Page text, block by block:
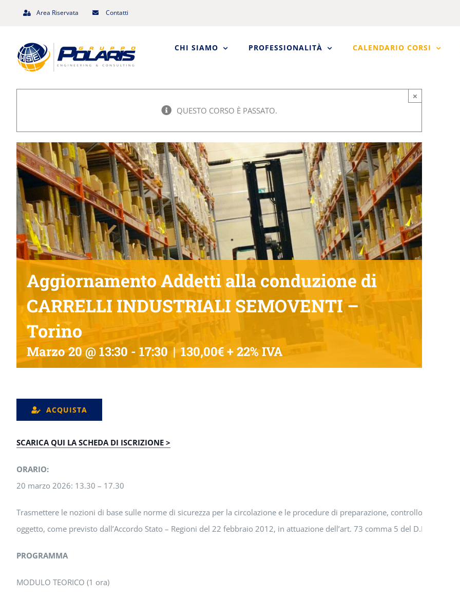
contenuto
Area Riservata Contatti
CHI SIAMO PROFESSIONALITÀ CALENDARIO CORSI
QUESTO CORSO È PASSATO.
×
Aggiornamento Addetti alla conduzione di
CARRELLI INDUSTRIALI SEMOVENTI –
Torino
Marzo 20 @ 13:30 - 17:30 | 130,00€ + 22% IVA
ACQUISTA
SCARICA QUI LA SCHEDA DI ISCRIZIONE >
ORARIO:
20 marzo 2026: 13.30 – 17.30
Trasmettere le nozioni di base sulle norme di sicurezza per la circolazione e le procedure di preparazione, controllo e
oggetto, come previsto dall’Accordo Stato – Regioni del 22 febbraio 2012, in attuazione dell’art. 73 comma 5 del D.Lgs. 81/
PROGRAMMA
MODULO TEORICO (1 ora)